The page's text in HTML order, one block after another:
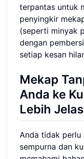
terpantas untuk
penyingkir
(seperti minyak
dengan
setiap kesan
Mekap
Anda ke
Lebih Jelas
Anda tidak perlu
sempurna dan